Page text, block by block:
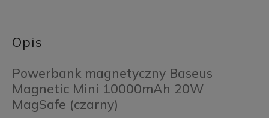
Opis
Powerbank magnetyczny Baseus
Magnetic Mini 10000mAh 20W
MagSafe (czarny)